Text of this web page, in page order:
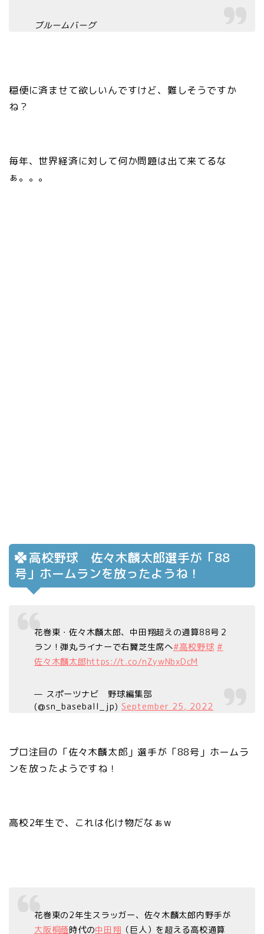
ブルームバーグ
穏便に済ませて欲しいんですけど、難しそうですか
ね？
毎年、世界経済に対して何か問題は出て来てるな
ぁ。。。
高校野球 佐々木麟太郎選手が「88
号」ホームランを放ったようね！
花巻東・佐々木麟太郎、中田翔超えの通算88号２
ラン！弾丸ライナーで右翼芝生席へ#高校野球 #
佐々木麟太郎https://t.co/nZywNbxDcM
— スポーツナビ 野球編集部
(@sn_baseball_jp) September 25, 2022
プロ注目の「佐々木麟太郎」選手が「88号」ホームラ
ンを放ったようですね！
高校2年生で、これは化け物だなぁw
花巻東の2年生スラッガー、佐々木麟太郎内野手が
大阪桐蔭時代の中田翔 （巨人）を超える高校通算